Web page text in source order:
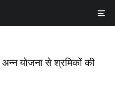
अन्न योजना से श्रमिकों की